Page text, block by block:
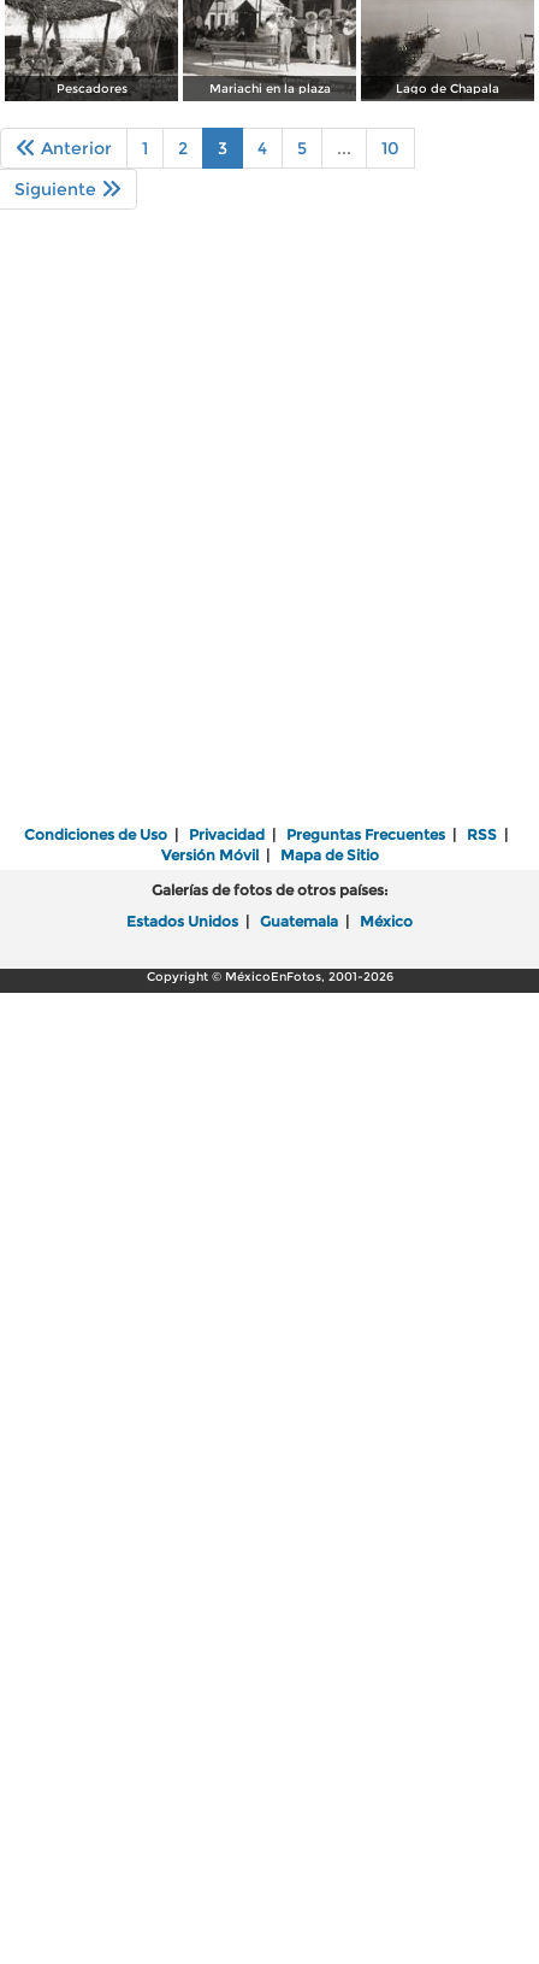
Pescadores Mariachi en la plaza Lago de Chapala
Anterior 1 2 3 4 5 ...
10
Siguiente
Condiciones de Uso | Privacidad | Preguntas Frecuentes | RSS |
Versión Móvil| Mapa de Sitio
Galerías de fotos de otros países:
Estados Unidos | Guatemala | México
Copyright © MéxicoEnFotos, 2001-2026